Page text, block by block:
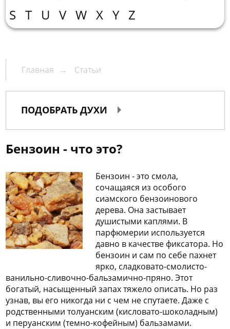
S T U V W X Y Z
Главная Статьи
ПОДОБРАТЬ ДУХИ
Бензоин - что это?
Бензоин - это смола,
сочащаяся из особого
сиамского бензоинового
дерева. Она застывает
душистыми каплями. В
парфюмерии используется
давно в качестве фиксатора. Но
бензоин и сам по себе пахнет
ярко, сладковато-смолисто-
ванильно-сливочно-бальзамично-пряно. Этот
богатый, насыщенный запах тяжело описать. Но раз
узнав, вы его никогда ни с чем не спутаете. Даже с
родственными толуанским (кисловато-шоколадным)
и перуанским (темно-кофейным) бальзамами.
О
нас
Упаковка
Корп.
и
Контакты
пн.-
вс.
10:00-
20:00
+7
(495)
772
06